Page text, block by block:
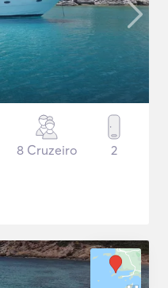
8 Cruzeiro 2